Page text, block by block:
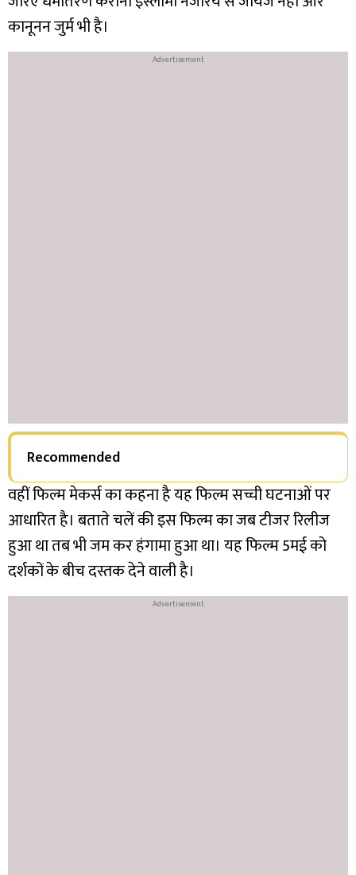
कानूनन जुर्म भी है।
Recommended
वहीं फिल्म मेकर्स का कहना है यह फिल्म सच्ची घटनाओं पर
आधारित है। बताते चलें की इस फिल्म का जब टीजर रिलीज
हुआ था तब भी जम कर हंगामा हुआ था। यह फिल्म 5मई को
दर्शकों के बीच दस्तक देने वाली है।